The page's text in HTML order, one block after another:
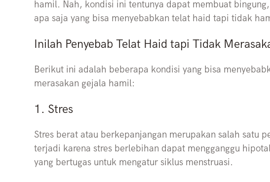
hamil. Nah, kondisi ini tentunya dapat membuat
apa saja yang bisa menyebabkan telat haid tapi tidak
Inilah Penyebab Telat Haid tapi Tidak
Berikut ini adalah beberapa kondisi yang bisa
merasakan gejala hamil:
1. Stres
Stres berat atau berkepanjangan merupakan salah satu
terjadi karena stres berlebihan dapat mengganggu
yang bertugas untuk mengatur siklus menstruasi.